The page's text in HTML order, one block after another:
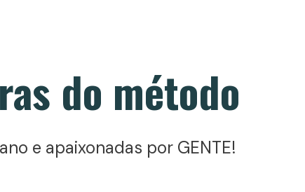
do método
e apaixonadas por GENTE!